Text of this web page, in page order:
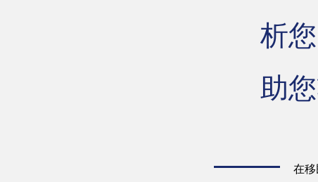
析
助
在